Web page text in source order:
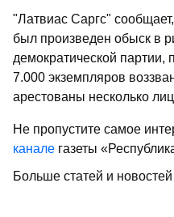
"Латвиас Саргс"
был произведен обыск в
демократической
7.000 экземпляров
арестованы несколько
Не пропустите самое
канале газеты
Больше статей и новостей